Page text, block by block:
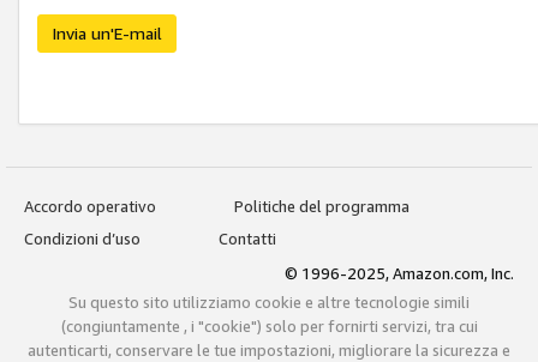
Invia un'E-mail
Accordo operativo
Politiche del programma
Condizioni d’uso
Contatti
© 1996-2025, Amazon.com, Inc.
Su questo sito utilizziamo cookie e altre tecnologie simili
(congiuntamente , i "cookie") solo per fornirti servizi, tra cui
autenticarti, conservare le tue impostazioni, migliorare la sicurezza e